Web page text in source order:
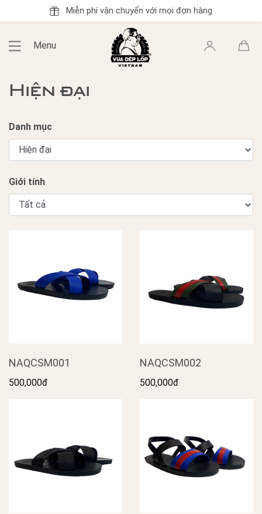
Miễn phí vận chuyển với mọi đơn hàng
Menu
Hiện đại
Danh mục
Giới tính
NAQCSM001
500,000đ
NAQCSM002
500,000đ